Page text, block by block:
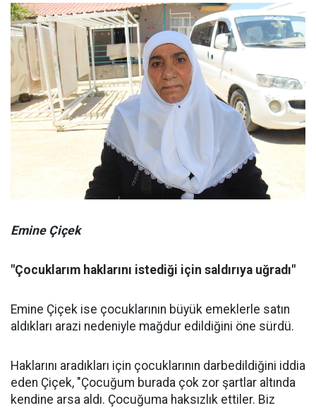
Emine Çiçek
"Çocuklarım haklarını istediği için saldırıya uğradı"
Emine Çiçek ise çocuklarının büyük emeklerle satın
aldıkları arazi nedeniyle mağdur edildiğini öne sürdü.
Haklarını aradıkları için çocuklarının darbedildiğini iddia
eden Çiçek, "Çocuğum burada çok zor şartlar altında
kendine arsa aldı. Çocuğuma haksızlık ettiler. Biz